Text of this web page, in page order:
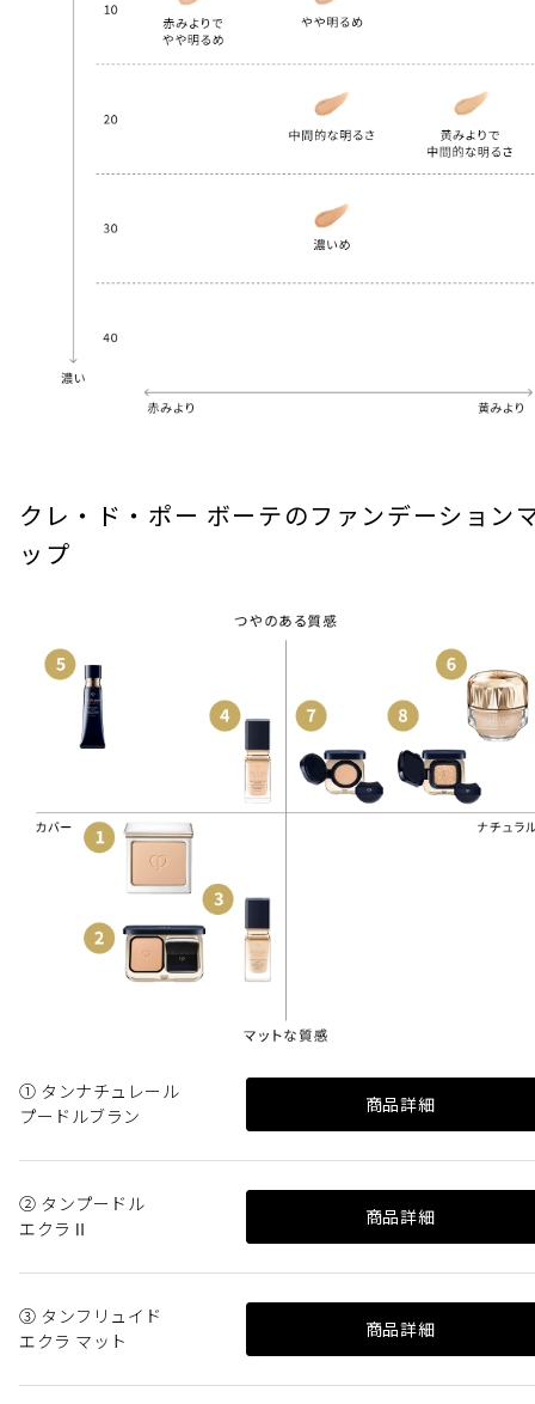
クレ・ド・ポー ボーテのファンデーション
ップ
① タンナチュレール
プードルブラン
商品詳細
② タンプードル
エクラⅡ
商品詳細
③ タンフリュイド
エクラ マット
商品詳細